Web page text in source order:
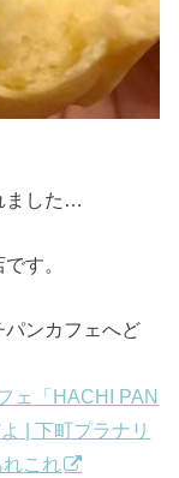
した…
す。
ンカフェへど
ェ「HACHI PAN
| 下町プラナリ
これ